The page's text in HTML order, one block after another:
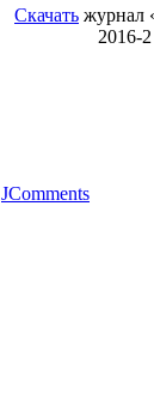
Скачать журнал
2016-
JComments